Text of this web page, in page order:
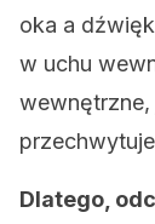
oka a
w uchu
Dlatego,